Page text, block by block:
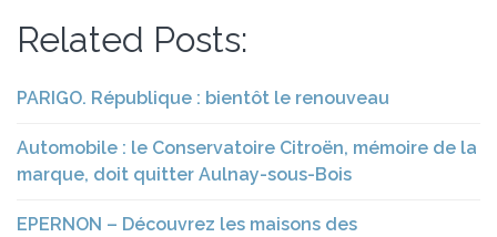
Related Posts:
PARIGO. République : bientôt le renouveau
Automobile : le Conservatoire Citroën, mémoire de la
marque, doit quitter Aulnay-sous-Bois
EPERNON – Découvrez les maisons des